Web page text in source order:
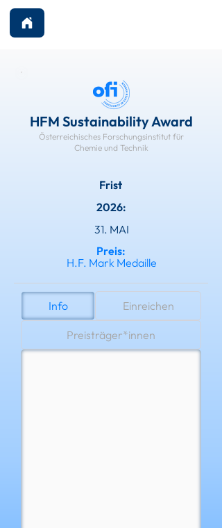
HFM Sustainability Award
Österreichisches Forschungsinstitut für
Chemie und Technik
Frist
2026:
31. MAI
Preis:
H.F. Mark Medaille
Info Einreichen
Preisträger*innen